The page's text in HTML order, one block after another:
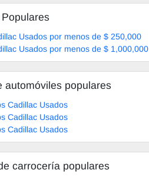
Usados por menos de $ 250,000
Usados por menos de $ 1,000,000
automóviles populares
Cadillac Usados
Cadillac Usados
Cadillac Usados
carrocería populares